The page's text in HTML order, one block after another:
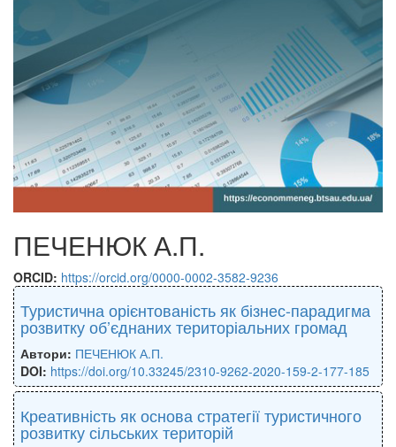
ПЕЧЕНЮК А.П.
ORCID: https://orcid.org/0000-0002-3582-9236
Туристична орієнтованість як бізнес-парадигма
розвитку об’єднаних територіальних громад
Автори: ПЕЧЕНЮК А.П.
DOI: https://doi.org/10.33245/2310-9262-2020-159-2-177-185
Креативність як основа стратегії туристичного
розвитку сільських територій